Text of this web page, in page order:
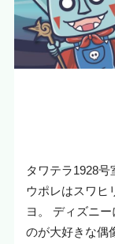
タワテラ1928号
ウポレはスワヒ
ヨ。 ディズニ
のが大好きな偶